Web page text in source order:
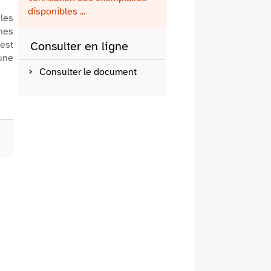
disponibles ...
Consulter en ligne
Consulter le document